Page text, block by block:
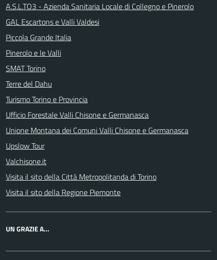
A.S.L.TO3 - Azienda Sanitaria Locale di Collegno e Pinerolo
GAL Escartons e Valli Valdesi
Piccola Grande Italia
Pinerolo e le Valli
SMAT Torino
Terre del Dahu
Turismo Torino e Provincia
Ufficio Forestale Valli Chisone e Germanasca
Unione Montana dei Comuni Valli Chisone e Germanasca
Upslow Tour
Valchisone.it
Visita il sito della Città Metropolitanda di Torino
Visita il sito della Regione Piemonte
UN GRAZIE A...